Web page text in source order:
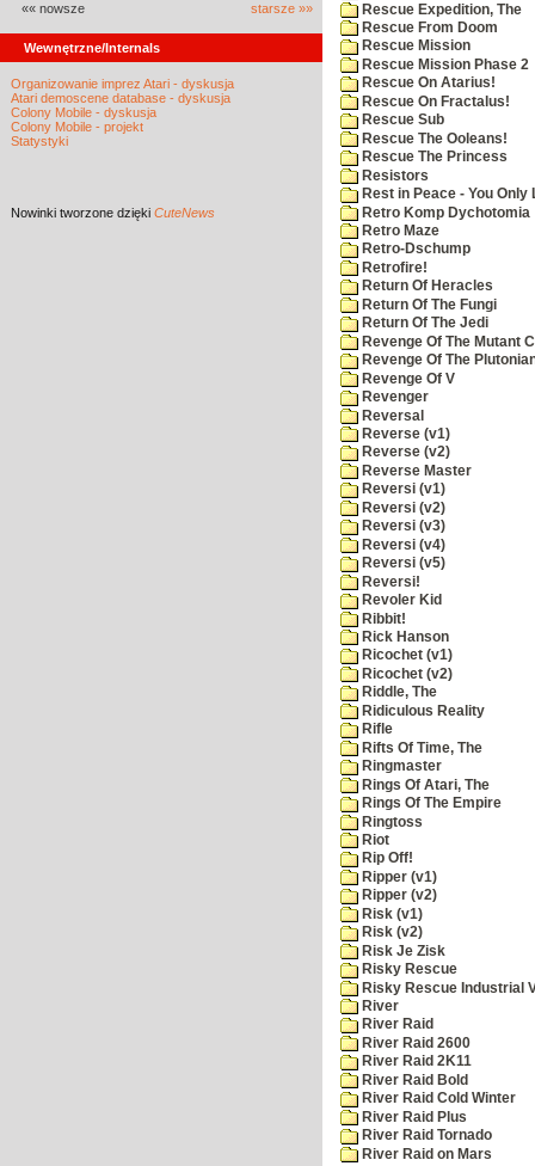
«« nowsze starsze »»
Wewnętrzne/Internals
Organizowanie imprez Atari - dyskusja
Atari demoscene database - dyskusja
Colony Mobile - dyskusja
Colony Mobile - projekt
Statystyki
Nowinki tworzone dzięki CuteNews
Rescue Expedition, The
Rescue From Doom
Rescue Mission
Rescue Mission Phase 2
Rescue On Atarius!
Rescue On Fractalus!
Rescue Sub
Rescue The Ooleans!
Rescue The Princess
Resistors
Rest in Peace - You Only
Retro Komp Dychotomia
Retro Maze
Retro-Dschump
Retrofire!
Return Of Heracles
Return Of The Fungi
Return Of The Jedi
Revenge Of The Mutant
Revenge Of The
Revenge Of V
Revenger
Reversal
Reverse (v1)
Reverse (v2)
Reverse Master
Reversi (v1)
Reversi (v2)
Reversi (v3)
Reversi (v4)
Reversi (v5)
Reversi!
Revoler Kid
Ribbit!
Rick Hanson
Ricochet (v1)
Ricochet (v2)
Riddle, The
Ridiculous Reality
Rifle
Rifts Of Time, The
Ringmaster
Rings Of Atari, The
Rings Of The Empire
Ringtoss
Riot
Rip Off!
Ripper (v1)
Ripper (v2)
Risk (v1)
Risk (v2)
Risk Je Zisk
Risky Rescue
Risky Rescue Industrial
River
River Raid
River Raid 2600
River Raid 2K11
River Raid Bold
River Raid Cold Winter
River Raid Plus
River Raid Tornado
River Raid on Mars